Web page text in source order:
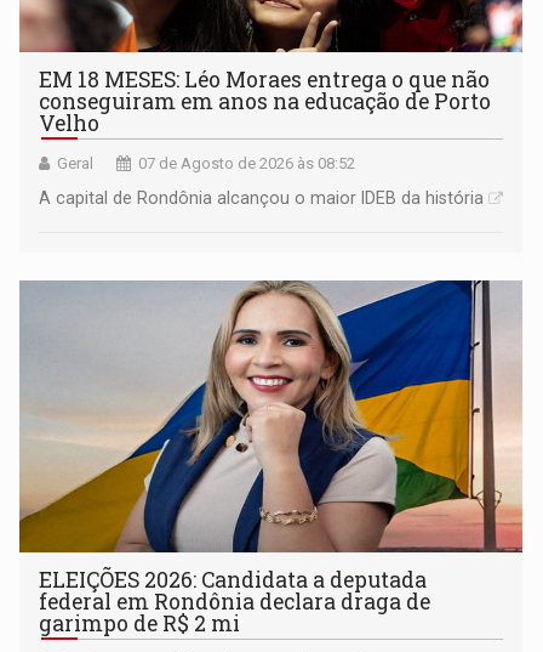
EM 18 MESES: Léo Moraes entrega o que não
conseguiram em anos na educação de Porto
Velho
Geral 07 de Agosto de 2026 às 08:52
A capital de Rondônia alcançou o maior IDEB da história
ELEIÇÕES 2026: Candidata a deputada
federal em Rondônia declara draga de
garimpo de R$ 2 mi